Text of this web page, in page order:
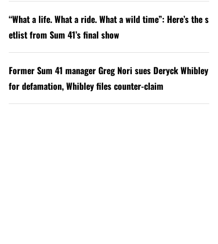
“What a life. What a ride. What a wild time”: Here’s the s
etlist from Sum 41’s final show
Former Sum 41 manager Greg Nori sues Deryck Whibley
for defamation, Whibley files counter-claim